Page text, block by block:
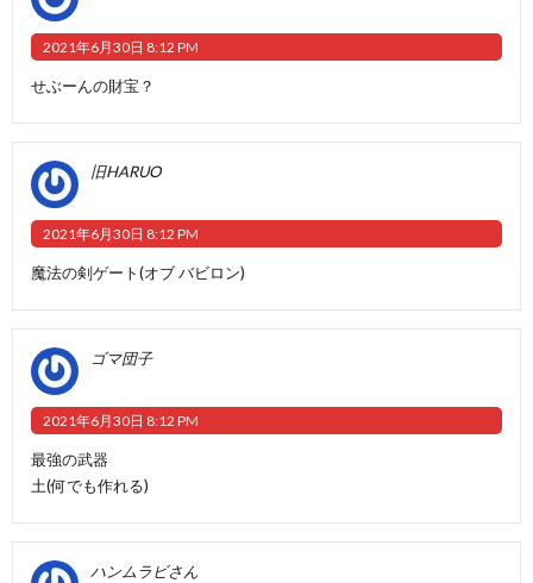
2021年6月30日 8:12 PM
せぶーんの財宝？
旧HARUO
2021年6月30日 8:12 PM
魔法の剣ゲート(オブ バビロン)
ゴマ団子
2021年6月30日 8:12 PM
最強の武器
土(何でも作れる)
ハンムラビさん